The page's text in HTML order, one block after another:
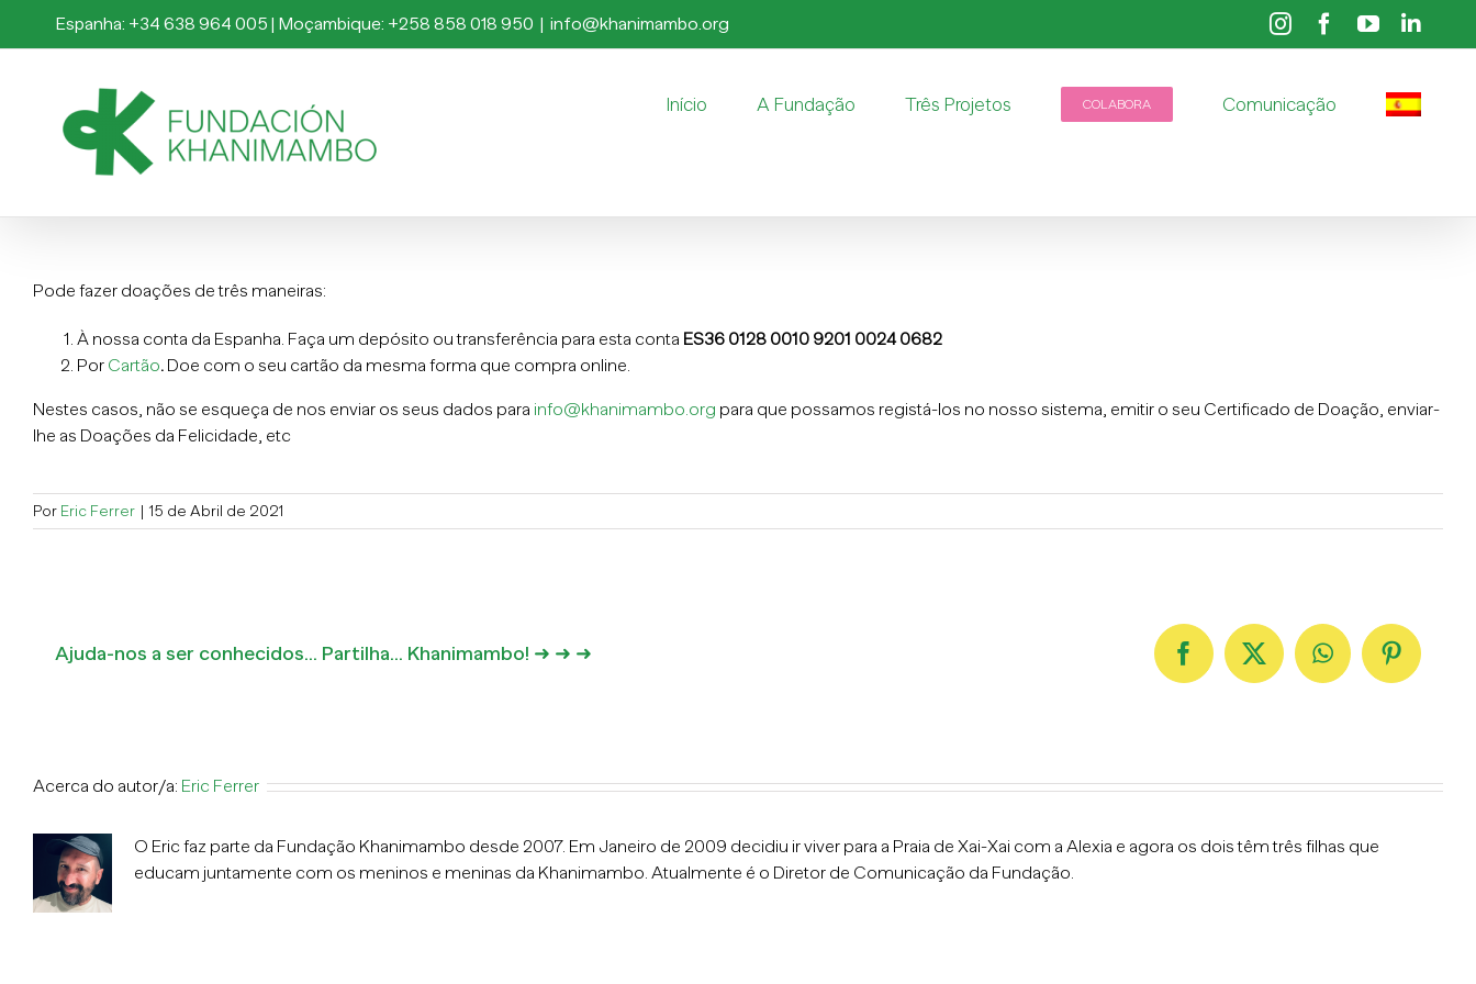
Espanha: +34 638 964 005 | Moçambique: +258 858 018 950 | info@khanimambo.org InstagramFacebook
YouTube
Início A Fundação Três Projetos COLABORA Comunicação
Pode fazer doações de três maneiras:
À nossa conta da Espanha. Faça um depósito ou transferência para esta conta ES36 0128 0010 9201 0024 0682
Por Cartão. Doe com o seu cartão da mesma forma que compra online.
Nestes casos, não se esqueça de nos enviar os seus dados para info@khanimambo.org para que possamos registá-los no nosso sistema, emitir o seu Certificado de Doação, enviar-
lhe as Doações da Felicidade, etc
Por Eric Ferrer | 15 de Abril de 2021
Ajuda-nos a ser conhecidos... Partilha... Khanimambo! ➜ ➜ ➜ Facebook
X WhatsAppPinterest
Acerca do autor/a: Eric Ferrer
O Eric faz parte da Fundação Khanimambo desde 2007. Em Janeiro de 2009 decidiu ir viver para a Praia de Xai-Xai com a Alexia e agora os dois têm três filhas que
educam juntamente com os meninos e meninas da Khanimambo. Atualmente é o Diretor de Comunicação da Fundação.